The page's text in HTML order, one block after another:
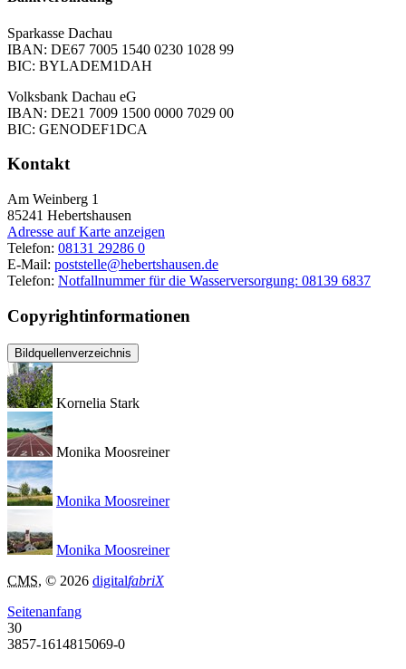
Sparkasse Dachau
IBAN: DE67 7005 1540 0230 1028 99
BIC: BYLADEM1DAH
Volksbank Dachau eG
IBAN: DE21 7009 1500 0000 7029 00
BIC: GENODEF1DCA
Kontakt
Am Weinberg 1
85241 Hebertshausen
Adresse auf Karte anzeigen
Telefon: 08131 29286 0
E-Mail: poststelle@hebertshausen.de
Telefon: Notfallnummer für die Wasserversorgung: 08139 6837
Copyrightinformationen
Bildquellenverzeichnis
Kornelia Stark
Monika Moosreiner
Monika Moosreiner
Monika Moosreiner
CMS, © 2026 digitalfabriX
Seitenanfang
30
3857-1614815069-0